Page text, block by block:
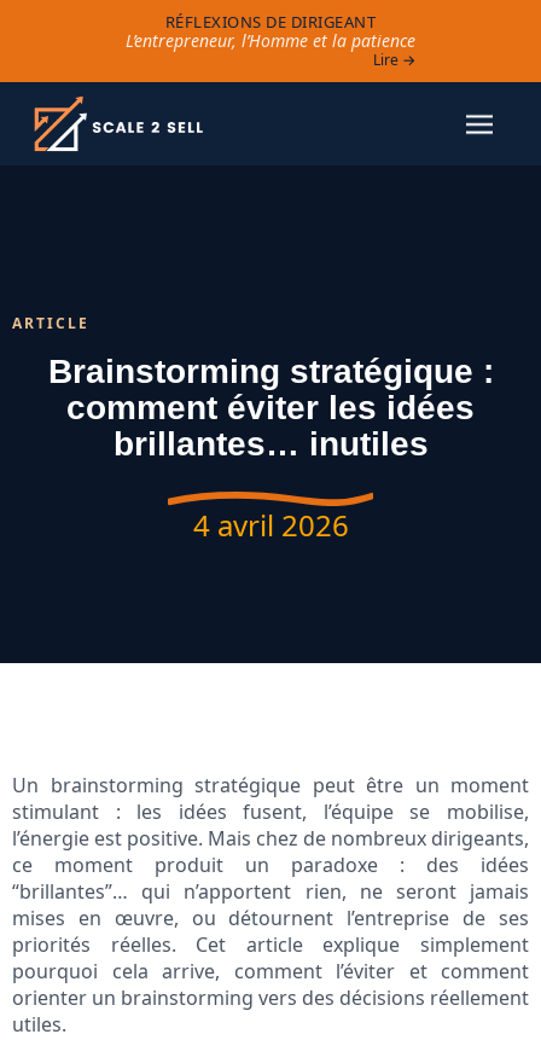
RÉFLEXIONS DE DIRIGEANT
L’entrepreneur, l’Homme et la patience
Lire →
ARTICLE
Brainstorming stratégique :
comment éviter les idées
brillantes… inutiles
4 avril 2026
Un brainstorming stratégique peut être un moment
stimulant : les idées fusent, l’équipe se mobilise,
l’énergie est positive. Mais chez de nombreux dirigeants,
ce moment produit un paradoxe : des idées
“brillantes”… qui n’apportent rien, ne seront jamais
mises en œuvre, ou détournent l’entreprise de ses
priorités réelles. Cet article explique simplement
pourquoi cela arrive, comment l’éviter et comment
orienter un brainstorming vers des décisions réellement
utiles.